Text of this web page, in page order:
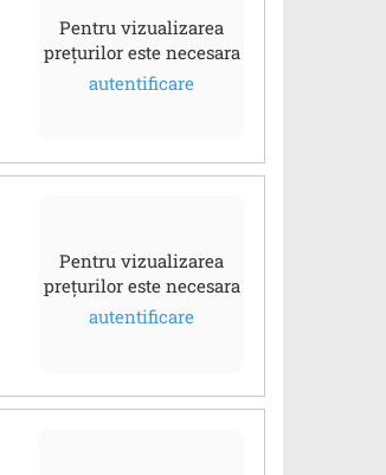
Pentru vizualizarea
prețurilor este necesara
autentificare
Pentru vizualizarea
prețurilor este necesara
autentificare